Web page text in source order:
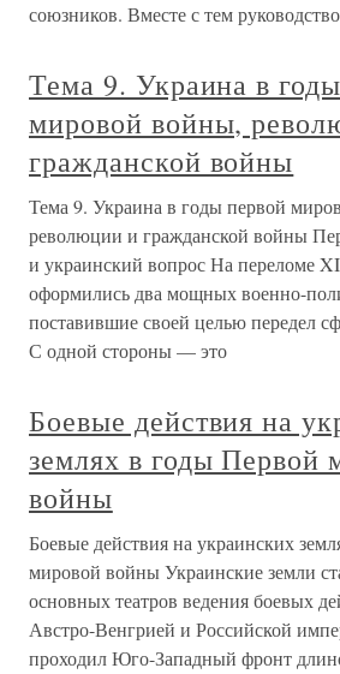
союзников. Вместе с тем руководство
Тема 9. Украина в
мировой войны,
гражданской войны
Тема 9. Украина в годы первой
революции и гражданской войны
и украинский вопрос На переломе
оформились два мощных военно-
поставившие своей целью передел
С одной стороны — это
Боевые действия на
землях в годы Первой
войны
Боевые действия на украинских
мировой войны Украинские земли
основных театров ведения боевых
Австро-Венгрией и Российской
проходил Юго-Западный фронт